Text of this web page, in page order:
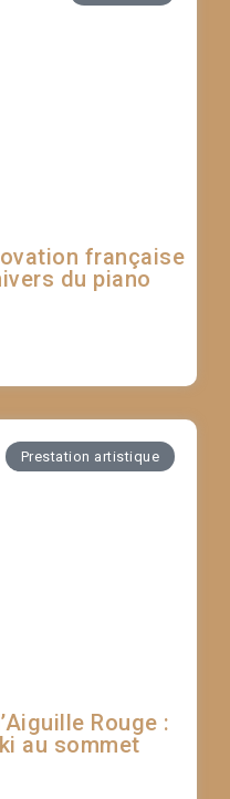
française
du piano
Rouge :
au sommet
Prestation artistique